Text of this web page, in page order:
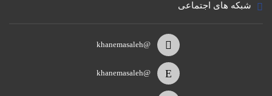
شبکه های اجتماعی
@khanemasaleh
@khanemasaleh